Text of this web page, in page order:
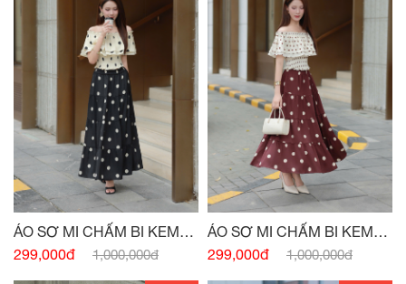
ÁO SƠ MI CHẤM BI KEM
ĐEN CHUN VAI
299,000đ 1,000,000đ
ÁO SƠ MI CHẤM BI KEM
ĐỎ CHUN VAI
299,000đ 1,000,000đ